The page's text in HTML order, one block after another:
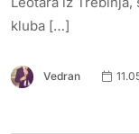
kluba […]
Vedran